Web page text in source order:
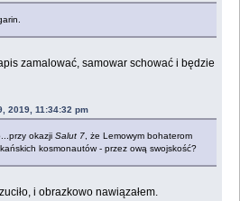
zamalować, samowar schować i będzie
2019, 11:34:32 pm
okazjiSalut 7 , że Lemowym bohaterom
kosmonautów - przez ową swojskość?
i obrazkowo nawiązałem.